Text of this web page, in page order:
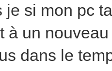
je si mon pc
à un
dans le